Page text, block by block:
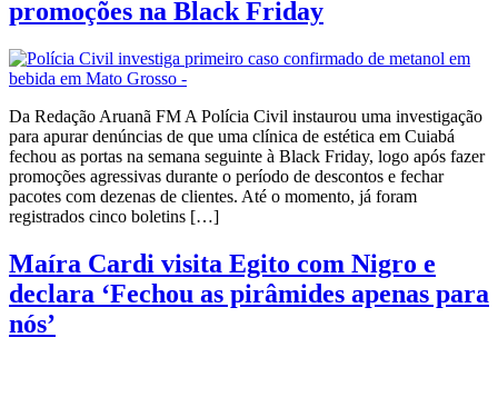
promoções na Black Friday
Da Redação Aruanã FM A Polícia Civil instaurou uma investigação
para apurar denúncias de que uma clínica de estética em Cuiabá
fechou as portas na semana seguinte à Black Friday, logo após fazer
promoções agressivas durante o período de descontos e fechar
pacotes com dezenas de clientes. Até o momento, já foram
registrados cinco boletins […]
Maíra Cardi visita Egito com Nigro e
declara ‘Fechou as pirâmides apenas para
nós’